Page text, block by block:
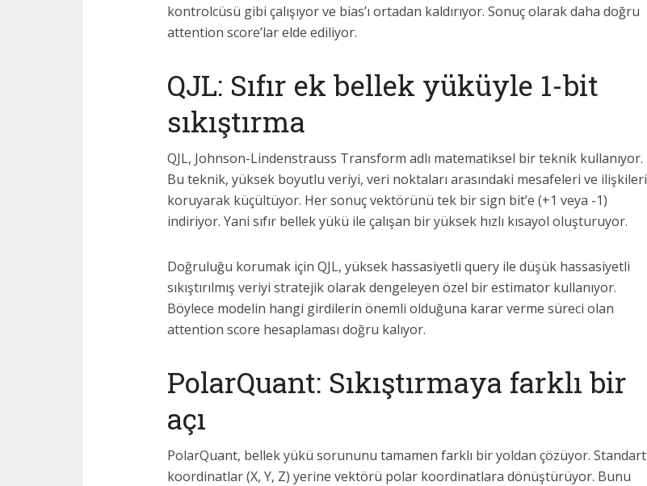
kontrolcüsü gibi çalışıyor ve bias’ı ortadan kaldırıyor. Sonuç olarak daha doğru
attention score’lar elde ediliyor.
QJL: Sıfır ek bellek yüküyle 1-bit
sıkıştırma
QJL, Johnson-Lindenstrauss Transform adlı matematiksel bir teknik kullanıyor.
Bu teknik, yüksek boyutlu veriyi, veri noktaları arasındaki mesafeleri ve ilişkileri
koruyarak küçültüyor. Her sonuç vektörünü tek bir sign bit’e (+1 veya -1)
indiriyor. Yani sıfır bellek yükü ile çalışan bir yüksek hızlı kısayol oluşturuyor.
Doğruluğu korumak için QJL, yüksek hassasiyetli query ile düşük hassasiyetli
sıkıştırılmış veriyi stratejik olarak dengeleyen özel bir estimator kullanıyor.
Böylece modelin hangi girdilerin önemli olduğuna karar verme süreci olan
attention score hesaplaması doğru kalıyor.
PolarQuant: Sıkıştırmaya farklı bir
açı
PolarQuant, bellek yükü sorununu tamamen farklı bir yoldan çözüyor. Standart
koordinatlar (X, Y, Z) yerine vektörü polar koordinatlara dönüştürüyor. Bunu